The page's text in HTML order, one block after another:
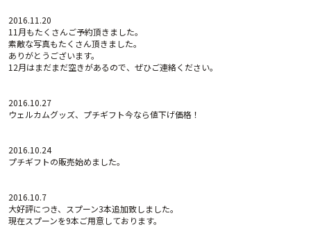
2016.11.20
11月もたくさんご予約頂きました。
素敵な写真もたくさん頂きました。
ありがとうございます。
12月はまだまだ空きがあるので、ぜひご連絡ください。
2016.10.27
ウェルカムグッズ、プチギフト今なら値下げ価格！
2016.10.24
プチギフトの販売始めました。
2016.10.7
大好評につき、スプーン3本追加致しました。
現在スプーンを9本ご用意しております。